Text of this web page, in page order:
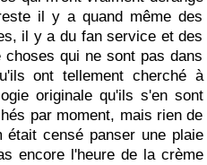
il y a quand même des
il y a du fan service et des
qui ne sont pas dans
ont tellement cherché à
originale qu'ils s'en sont
par moment, mais rien de
censé panser une plaie
encore l'heure de la crème